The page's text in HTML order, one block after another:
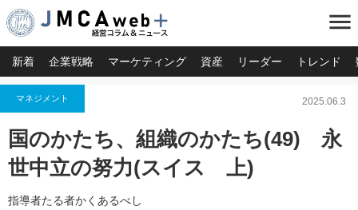
menu
新着 企業戦略 マーケティング 資産 リーダー トレンド
マネジメント 2025.06.3
国のかたち、組織のかたち(49) 永
世中立の努力(スイス 上)
指導者たる者かくあるべし